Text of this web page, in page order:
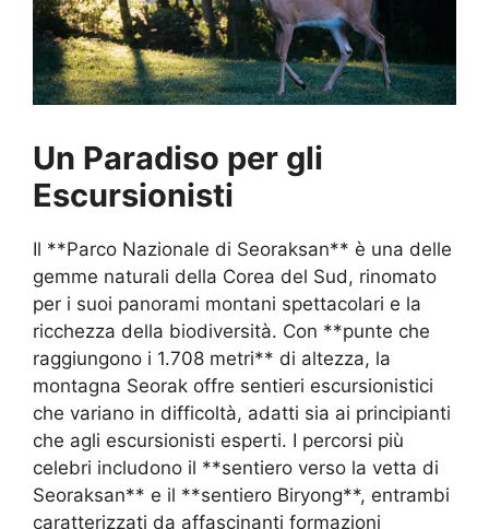
Un Paradiso per gli
Escursionisti
Il **Parco Nazionale di Seoraksan** è una delle
gemme naturali della Corea del Sud, rinomato
per i suoi panorami montani spettacolari e la
ricchezza della biodiversità. Con **punte che
raggiungono i 1.708 metri** di altezza, la
montagna Seorak offre sentieri escursionistici
che variano in difficoltà, adatti sia ai principianti
che agli escursionisti esperti. I percorsi più
celebri includono il **sentiero verso la vetta di
Seoraksan** e il **sentiero Biryong**, entrambi
caratterizzati da affascinanti formazioni